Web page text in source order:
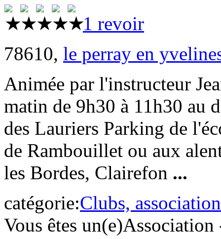
1 revoir
78610, le perray en
Animée par l'instructeur
matin de 9h30 à 11h30 au
des Lauriers Parking de
de Rambouillet ou aux
les Bordes, Clairefon ...
catégorie:Clubs,
Vous êtes un(e)Association